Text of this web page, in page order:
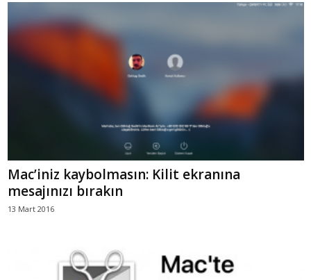
Mac’iniz kaybolmasın: Kilit ekranına
mesajınızı bırakın
13 Mart 2016